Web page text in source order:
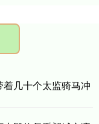
几十个太监骑马冲